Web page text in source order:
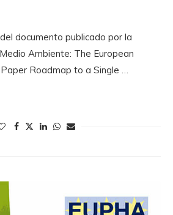
documento publicado por la
Ambiente: The European
Roadmap to a Single …